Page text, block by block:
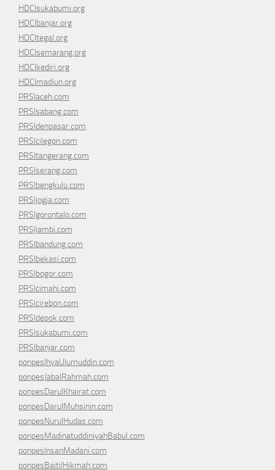
HDCIsukabumi.org
HDCIbanjar.org
HDCItegal.org
HDCIsemarang.org
HDCIkediri.org
HDCImadiun.org
PRSIaceh.com
PRSIsabang.com
PRSIdenpasar.com
PRSIcilegon.com
PRSItangerang.com
PRSIserang.com
PRSIbengkulu.com
PRSIjogja.com
PRSIgorontalo.com
PRSIjambi.com
PRSIbandung.com
PRSIbekasi.com
PRSIbogor.com
PRSIcimahi.com
PRSIcirebon.com
PRSIdepok.com
PRSIsukabumi.com
PRSIbanjar.com
ponpesIhyaUlumuddin.com
ponpesJabalRahmah.com
ponpesDarulKhairat.com
ponpesDarulMuhsinin.com
ponpesNurulHudas.com
ponpesMadinatuddiniyahBabul.com
ponpesInsanMadani.com
ponpesBaitilHikmah.com